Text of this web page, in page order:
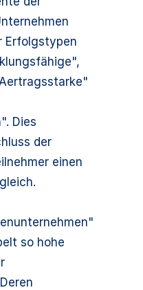
Erfolgstypen
Dies
der
einen
so hohe